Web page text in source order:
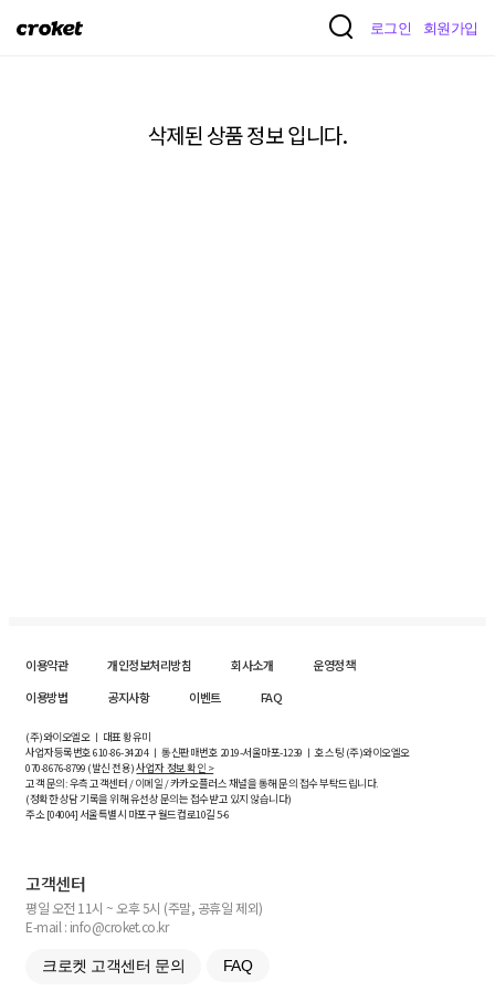
크
로그인 회원가입
삭제된 상품 정보 입니다.
이용약관 개인정보처리방침 회사소개
운영정책
이용방법
공지사항 이벤트 FAQ
(주)와이오엘오 ㅣ 대표 황유미
사업자등록번호610-86-34204ㅣ 통신판매번호 2019-서울마포-1239 ㅣ 호스팅 (주)와이오엘오
070-8676-8799 (발신 전용)사업자 정보 확인 >
고객 문의: 우측 고객센터 / 이메일 / 카카오플러스 채널을 통해 문의 접수 부탁드립니다.
(정확한 상담 기록을 위해 유선상 문의는 접수받고 있지 않습니다)
주소 [04004] 서울특별시 마포구 월드컵로10길5-6
고객센터
평일 오전 11시 ~ 오후 5시 (주말, 공휴일 제외)
E-mail : info@croket.co.kr
크로켓 고객센터 문의 FAQ